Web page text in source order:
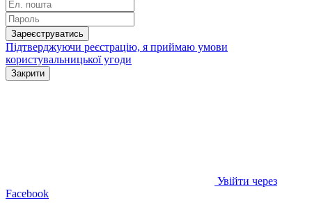
Зареєструватись
Підтверджуючи реєстрацію, я приймаю умови
користувальницької угоди
Закрити
Увійти через
Facebook